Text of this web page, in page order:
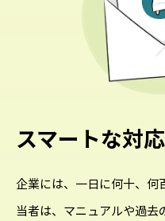
スマートな対
企業には、一日に何十、何
当者は、マニュアルや過